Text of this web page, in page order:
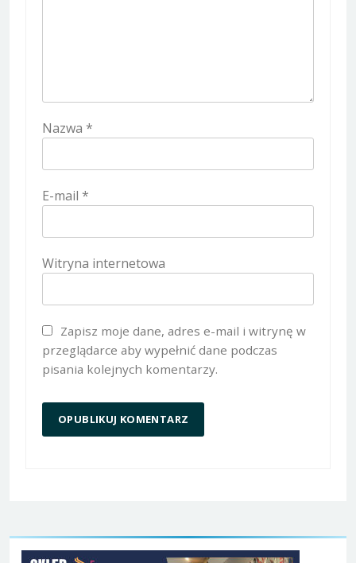
Nazwa *
E-mail *
Witryna internetowa
Zapisz moje dane, adres e-mail i witrynę w
przeglądarce aby wypełnić dane podczas
pisania kolejnych komentarzy.